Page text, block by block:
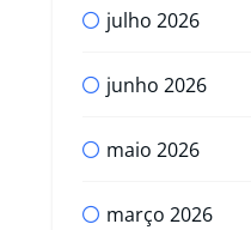
julho 2026
junho 2026
maio 2026
março 2026